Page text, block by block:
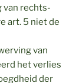
van rechts­
art. 5 niet de
van
het verlies
der